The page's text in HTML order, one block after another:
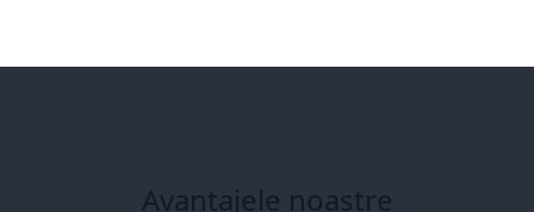
Avantajele noastre